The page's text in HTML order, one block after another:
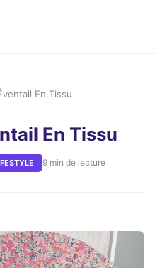
En Tissu
En Tissu
9 min de lecture